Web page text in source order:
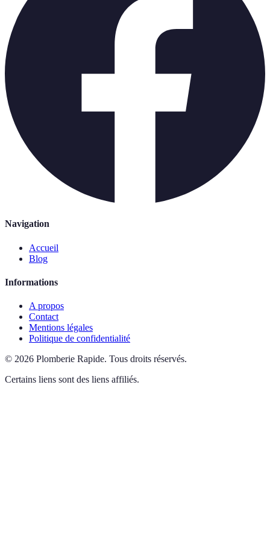
Navigation
Accueil
Blog
Informations
A propos
Contact
Mentions légales
Politique de confidentialité
© 2026 Plomberie Rapide. Tous droits réservés.
Certains liens sont des liens affiliés.